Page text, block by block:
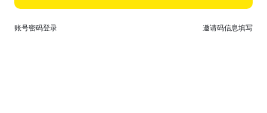
账号密码登录 邀请码信息填写